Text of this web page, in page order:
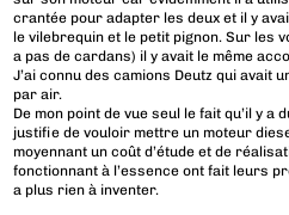
crantée pour adapter les deux et il y
le vilebrequin et le petit pignon. Sur les
a pas de cardans) il y avait le même
J’ai connu des camions Deutz qui avait
par air.
De mon point de vue seul le fait qu’il y
justifie de vouloir mettre un moteur
moyennant un coût d’étude et de
fonctionnant à l’essence ont fait leurs
a plus rien à inventer.